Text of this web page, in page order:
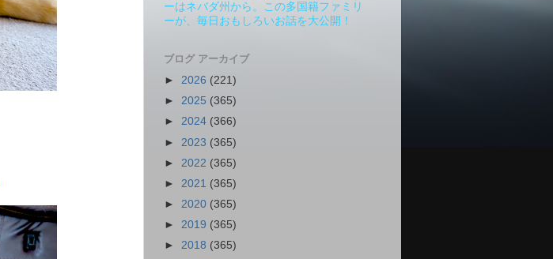
ーはネバダ州から。この多国籍ファミリ
ーが、毎日おもしろいお話を大公開！
ブログ アーカイブ
► 2026 (221)
► 2025 (365)
► 2024 (366)
► 2023 (365)
► 2022 (365)
► 2021 (365)
► 2020 (365)
► 2019 (365)
► 2018 (365)